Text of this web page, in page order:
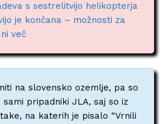
s sestrelitvijo helikopterja
je končana – možnosti za
več
na slovensko ozemlje, pa so
pripadniki JLA, saj so iz
na katerih je pisalo “Vrnili